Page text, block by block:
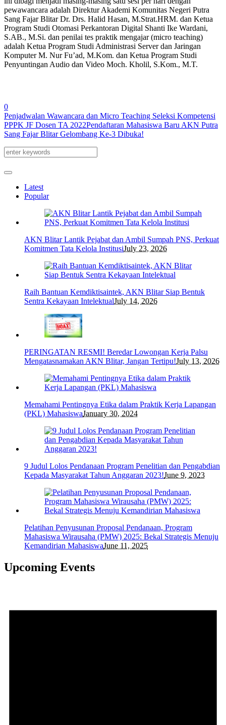
pewawancara adalah Direktur Akademi Komunitas Negeri Putra
Sang Fajar Blitar Dr. Drs. Halid Hasan, M.Strat.HRM. dan Ketua
Program Studi Otomasi Perkantoran Digital Shanti Ike Wardani,
S.AB., M.Si. dan penilai tes praktik mengajar (micro teaching)
adalah Ketua Program Studi Administrasi Server dan Jaringan
Komputer M. Nur Fu’ad, M.Kom. dan Ketua Program Studi
Penyuntingan Audio dan Video Moch. Kholil, S.Kom., M.T.
0
Penjadwalan Wawancara dan Micro Teaching Seleksi Kompetensi
PPPK JF Dosen TA 2022Pendaftaran Mahasiswa Baru AKN Putra
Sang Fajar Blitar Gelombang Ke-3 Dibuka!
Latest
Popular
AKN Blitar Lantik Pejabat dan Ambil Sumpah PNS, Perkuat
Komitmen Tata Kelola InstitusiJuly 23, 2026
Raih Bantuan Kemdiktisaintek, AKN Blitar Siap Bentuk
Sentra Kekayaan IntelektualJuly 14, 2026
PERINGATAN RESMI! Beredar Lowongan Kerja Palsu
Mengatasnamakan AKN Blitar, Jangan Tertipu!July 13, 2026
Memahami Pentingnya Etika dalam Praktik Kerja Lapangan
(PKL) MahasiswaJanuary 30, 2024
9 Judul Lolos Pendanaan Program Penelitian dan Pengabdian
Kepada Masyarakat Tahun Anggaran 2023!June 9, 2023
Pelatihan Penyusunan Proposal Pendanaan, Program
Mahasiswa Wirausaha (PMW) 2025: Bekal Strategis Menuju
Kemandirian MahasiswaJune 11, 2025
Upcoming Events